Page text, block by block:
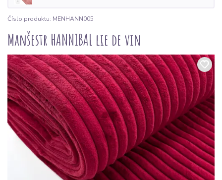
Číslo produktu: MENHANN005
Manšestr HANNIBAL lie de vin